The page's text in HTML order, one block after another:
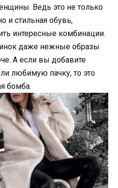
Ведь это не только
и стильная обувь,
интересные комбинации.
даже нежные образы
А если вы добавите
любимую пачку, то это
бомба.